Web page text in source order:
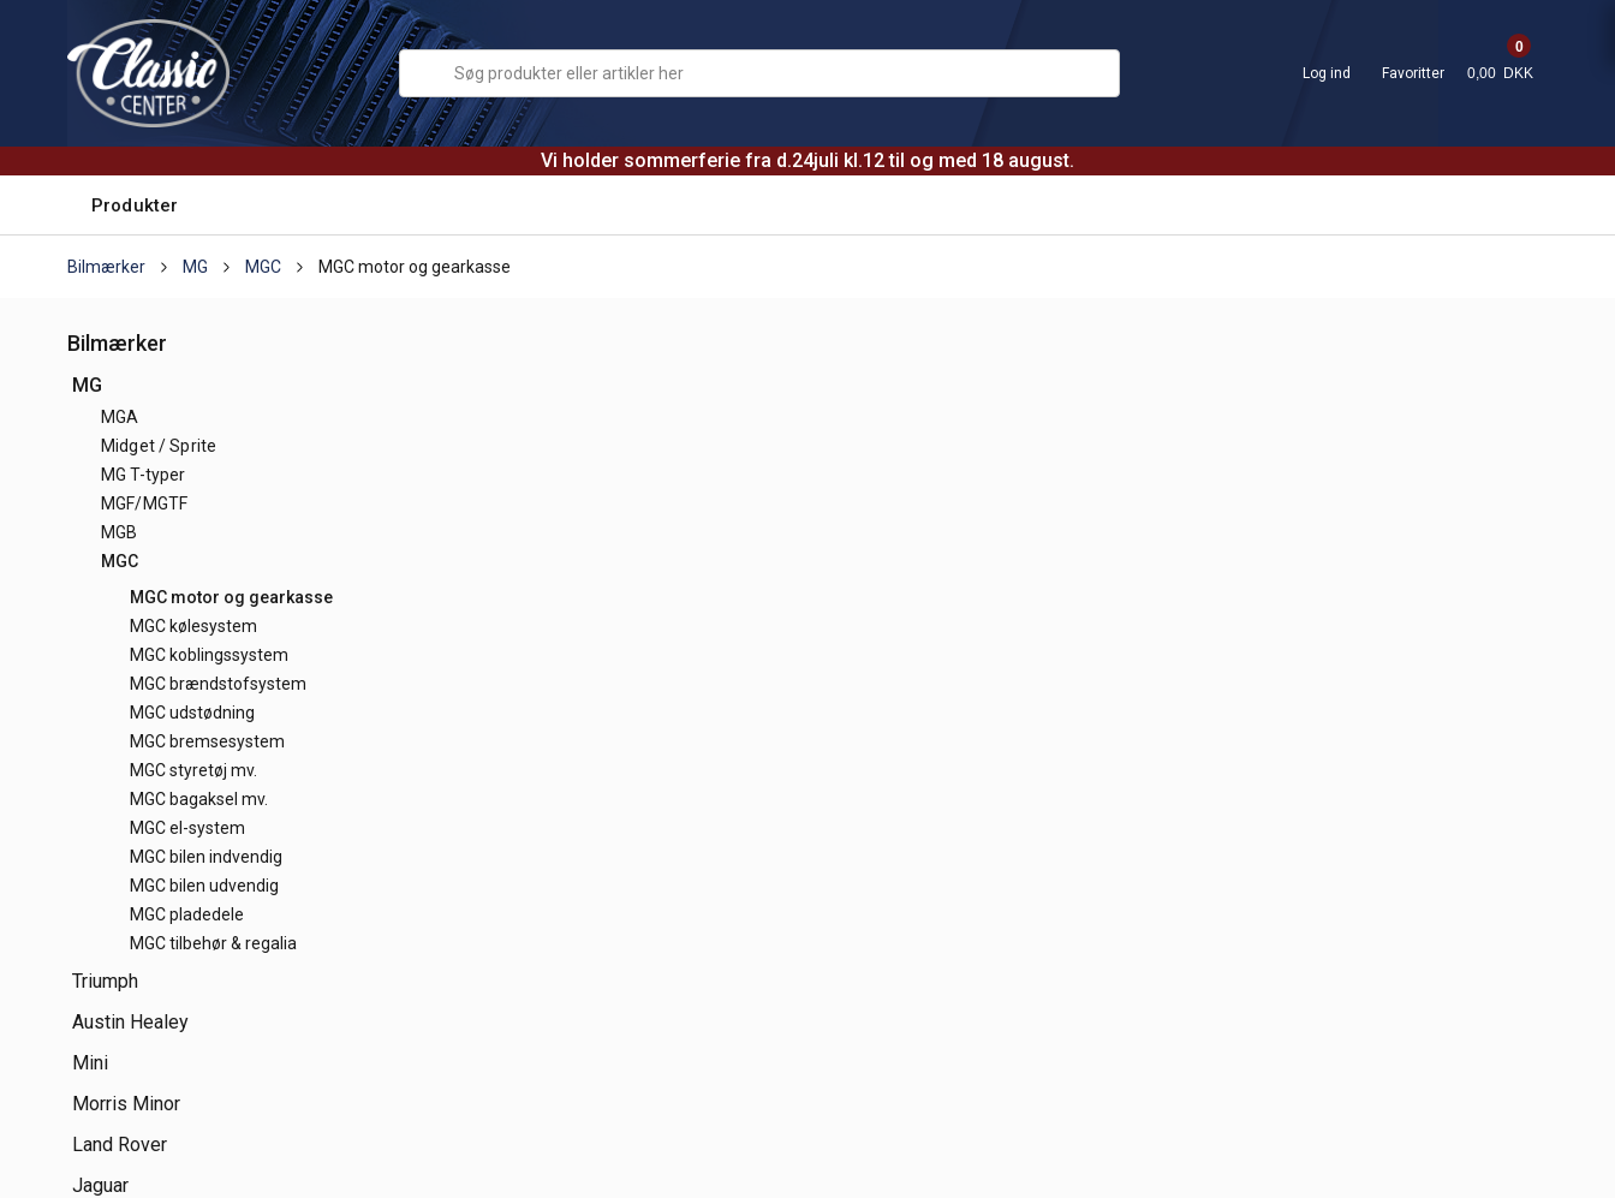
Vi holder sommerferie fra d.24juli kl.12 til og med 18 august.
Log ind Favoritter
0
0,00 DKK
Produkter
Bilmærker MG MGC MGC motor og gearkasse
Bilmærker
MG
MGA
Midget / Sprite
MG T-typer
MGF/MGTF
MGB
MGC
MGC motor og gearkasse
MGC kølesystem
MGC koblingssystem
MGC brændstofsystem
MGC udstødning
MGC bremsesystem
MGC styretøj mv.
MGC bagaksel mv.
MGC el-system
MGC bilen indvendig
MGC bilen udvendig
MGC pladedele
MGC tilbehør & regalia
Triumph
Austin Healey
Mini
Morris Minor
Land Rover
Jaguar